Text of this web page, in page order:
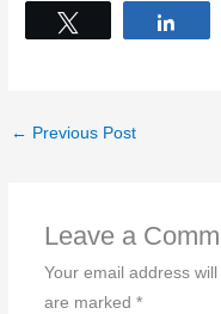
← Previous Post
Leave a
Your email address
are marked *